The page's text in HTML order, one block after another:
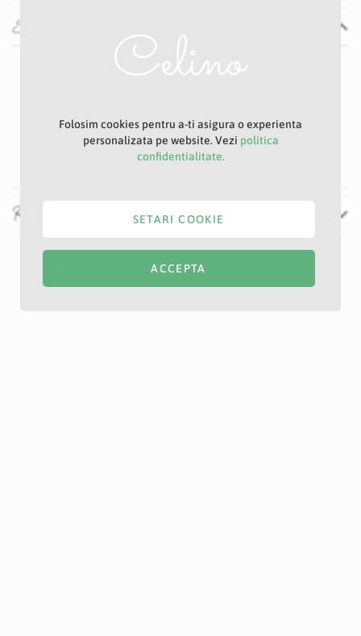
Specificatii
9 cm
52 cm
Recenzii
Folosim cookies pentru a-ti asigura o experienta
personalizata pe website. Vezi politica
confidentialitate.
ACCEPTA
SETARI COOKIE